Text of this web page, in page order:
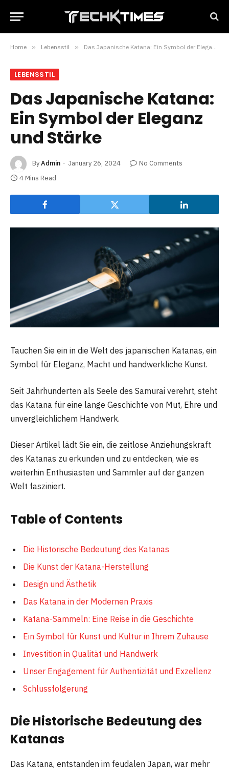
Home » Lebensstil » Das Japanische Katana: Ein Symbol der Eleganz und Stärke
LEBENSSTIL
Das Japanische Katana:
Ein Symbol der Eleganz
und Stärke
ByAdmin January 26, 2024
No Comments
4 Mins Read
Tauchen Sie ein in die Welt des japanischen Katanas, ein
Symbol für Eleganz, Macht und handwerkliche Kunst.
Seit Jahrhunderten als Seele des Samurai verehrt, steht
das Katana für eine lange Geschichte von Mut, Ehre und
unvergleichlichem Handwerk.
Dieser Artikel lädt Sie ein, die zeitlose Anziehungskraft
des Katanas zu erkunden und zu entdecken, wie es
weiterhin Enthusiasten und Sammler auf der ganzen
Welt fasziniert.
Table of Contents
Die Historische Bedeutung des Katanas
Die Kunst der Katana-Herstellung
Design und Ästhetik
Das Katana in der Modernen Praxis
Katana-Sammeln: Eine Reise in die Geschichte
Ein Symbol für Kunst und Kultur in Ihrem Zuhause
Investition in Qualität und Handwerk
Unser Engagement für Authentizität und Exzellenz
Schlussfolgerung
Die Historische Bedeutung des
Katanas
Das Katana, entstanden im feudalen Japan, war mehr